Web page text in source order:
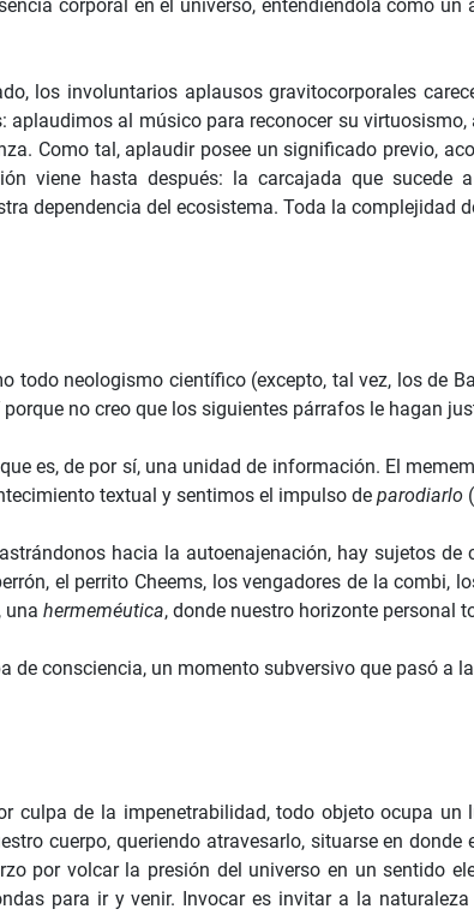
corporal en el universo, entendiéndola como
los involuntarios aplausos gravitocorporales
al músico para reconocer su
Como tal, aplaudir posee un significado previo,
viene hasta después: la carcajada que sucede
dependencia del ecosistema. Toda la complejidad
neologismo científico (excepto, tal vez, los de
no creo que los siguientes párrafos le hagan
es, de por sí, una unidad de información. El
textual y sentimos el impulso de parodiarlo
hacia la autoenajenación, hay sujetos de
el perrito Cheems, los vengadores de la combi,
una hermeméutica, donde nuestro horizonte personal
de consciencia, un momento subversivo que pasó a
de la impenetrabilidad, todo objeto ocupa un
cuerpo, queriendo atravesarlo, situarse en
por volcar la presión del universo en un sentido
para ir y venir. Invocar es invitar a la